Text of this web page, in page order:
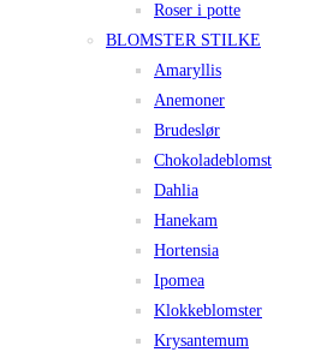
Roser i potte
BLOMSTER STILKE
Amaryllis
Anemoner
Brudeslør
Chokoladeblomst
Dahlia
Hanekam
Hortensia
Ipomea
Klokkeblomster
Krysantemum